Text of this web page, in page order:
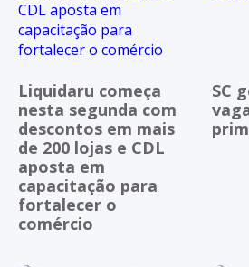
Liquidaru começa
nesta segunda com
descontos em mais
de 200 lojas e CDL
aposta em
capacitação para
fortalecer o
comércio
SC